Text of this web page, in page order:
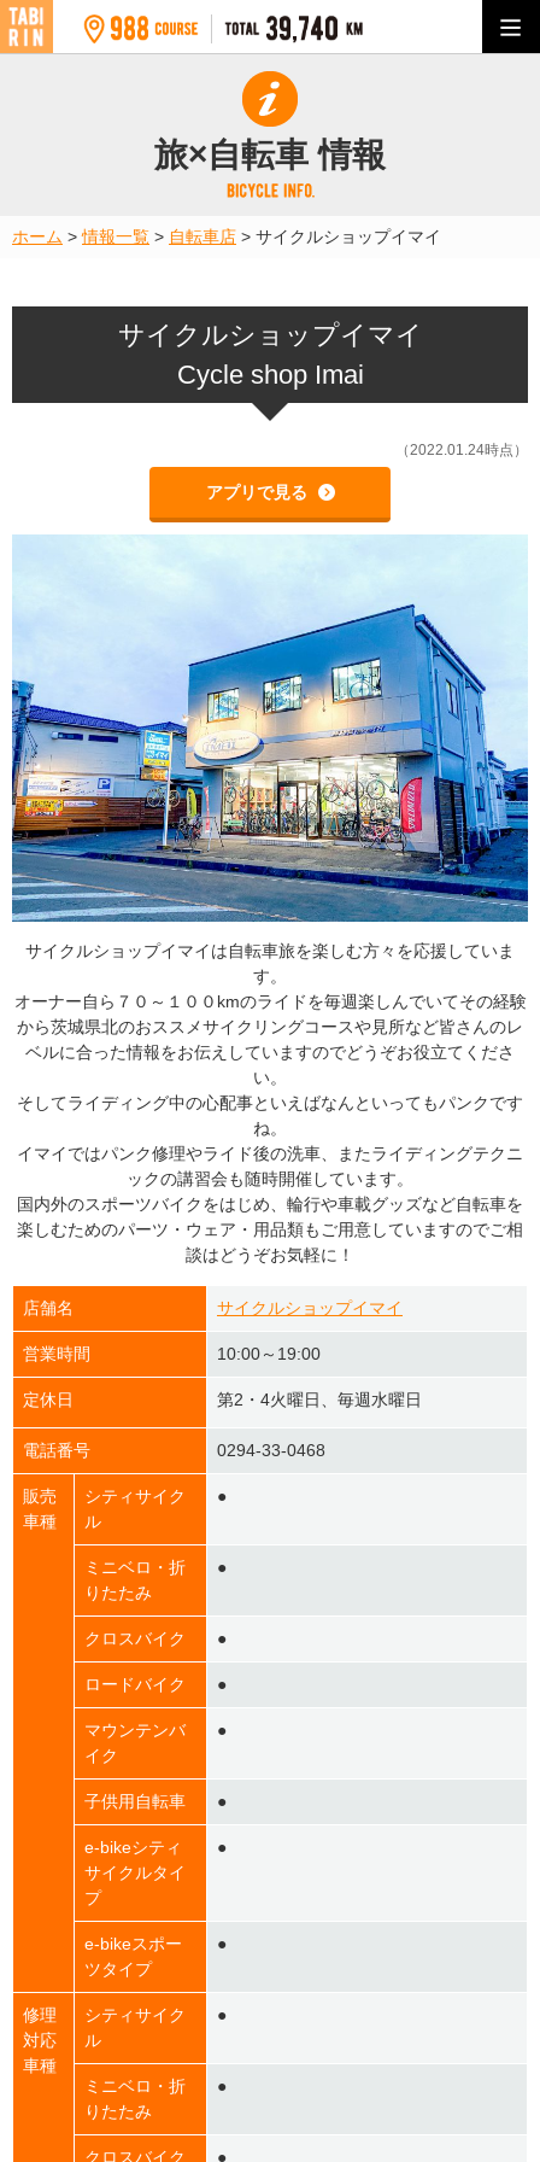
旅×自転車 情報
ホーム >情報一覧 > 自転車店 > サイクルショップイマイ
サイクルショップイマイ
Cycle shop Imai
（2022.01.24時点）
アプリで見る
サイクルショップイマイは自転車旅を楽しむ方々を応援していま
す。
オーナー自ら７０～１００kmのライドを毎週楽しんでいてその経験
から茨城県北のおススメサイクリングコースや見所など皆さんのレ
ベルに合った情報をお伝えしていますのでどうぞお役立てくださ
い。
そしてライディング中の心配事といえばなんといってもパンクです
ね。
イマイではパンク修理やライド後の洗車、またライディングテクニ
ックの講習会も随時開催しています。
国内外のスポーツバイクをはじめ、輪行や車載グッズなど自転車を
楽しむためのパーツ・ウェア・用品類もご用意していますのでご相
談はどうぞお気軽に！
店舗名 サイクルショップイマイ
営業時間 10:00～19:00
定休日 第2・4火曜日、毎週水曜日
電話番号 0294-33-0468
販売
車種
シティサイク
ル
●
ミニベロ・折
りたたみ
●
クロスバイク ●
ロードバイク ●
マウンテンバ
イク
●
子供用自転車 ●
e-bikeシティ
サイクルタイ
プ
●
e-bikeスポー
ツタイプ
●
修理
対応
車種
シティサイク
ル
●
ミニベロ・折
りたたみ
●
クロスバイク ●